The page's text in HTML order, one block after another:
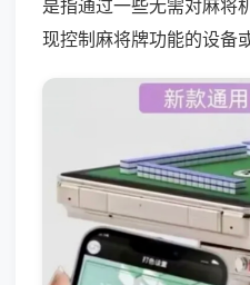
是指通过一些无需对麻将
现控制麻将牌功能的设备